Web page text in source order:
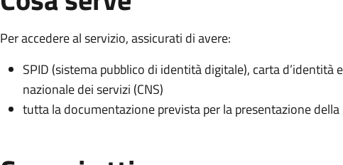
Per accedere al servizio, assicurati di avere:
SPID (sistema pubblico di identità digitale), carta d’identità
nazionale dei servizi (CNS)
tutta la documentazione prevista per la presentazione della